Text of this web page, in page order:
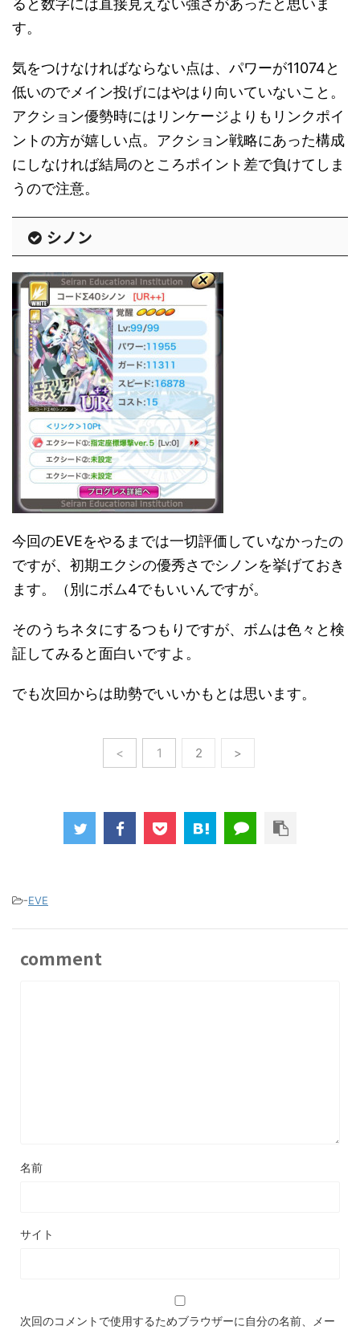
ると数字には直接見えない強さがあったと思いま
す。
気をつけなければならない点は、パワーが11074と
低いのでメイン投げにはやはり向いていないこと。
アクション優勢時にはリンケージよりもリンクポイ
ントの方が嬉しい点。アクション戦略にあった構成
にしなければ結局のところポイント差で負けてしま
うので注意。
シノン
今回のEVEをやるまでは一切評価していなかったの
ですが、初期エクシの優秀さでシノンを挙げておき
ます。（別にボム4でもいいんですが。
そのうちネタにするつもりですが、ボムは色々と検
証してみると面白いですよ。
でも次回からは助勢でいいかもとは思います。
< 1 2 >
-EVE
comment
名前
サイト
次回のコメントで使用するためブラウザーに自分の名前、メー